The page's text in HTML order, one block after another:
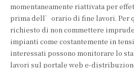
momentaneamente riattivata per
prima dell’orario di fine lavori. Per
richiesto di non commettere
impianti come costantemente in
interessati possono monitorare lo
lavori sul portale web e-